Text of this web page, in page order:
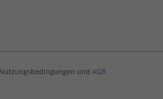
und AGB